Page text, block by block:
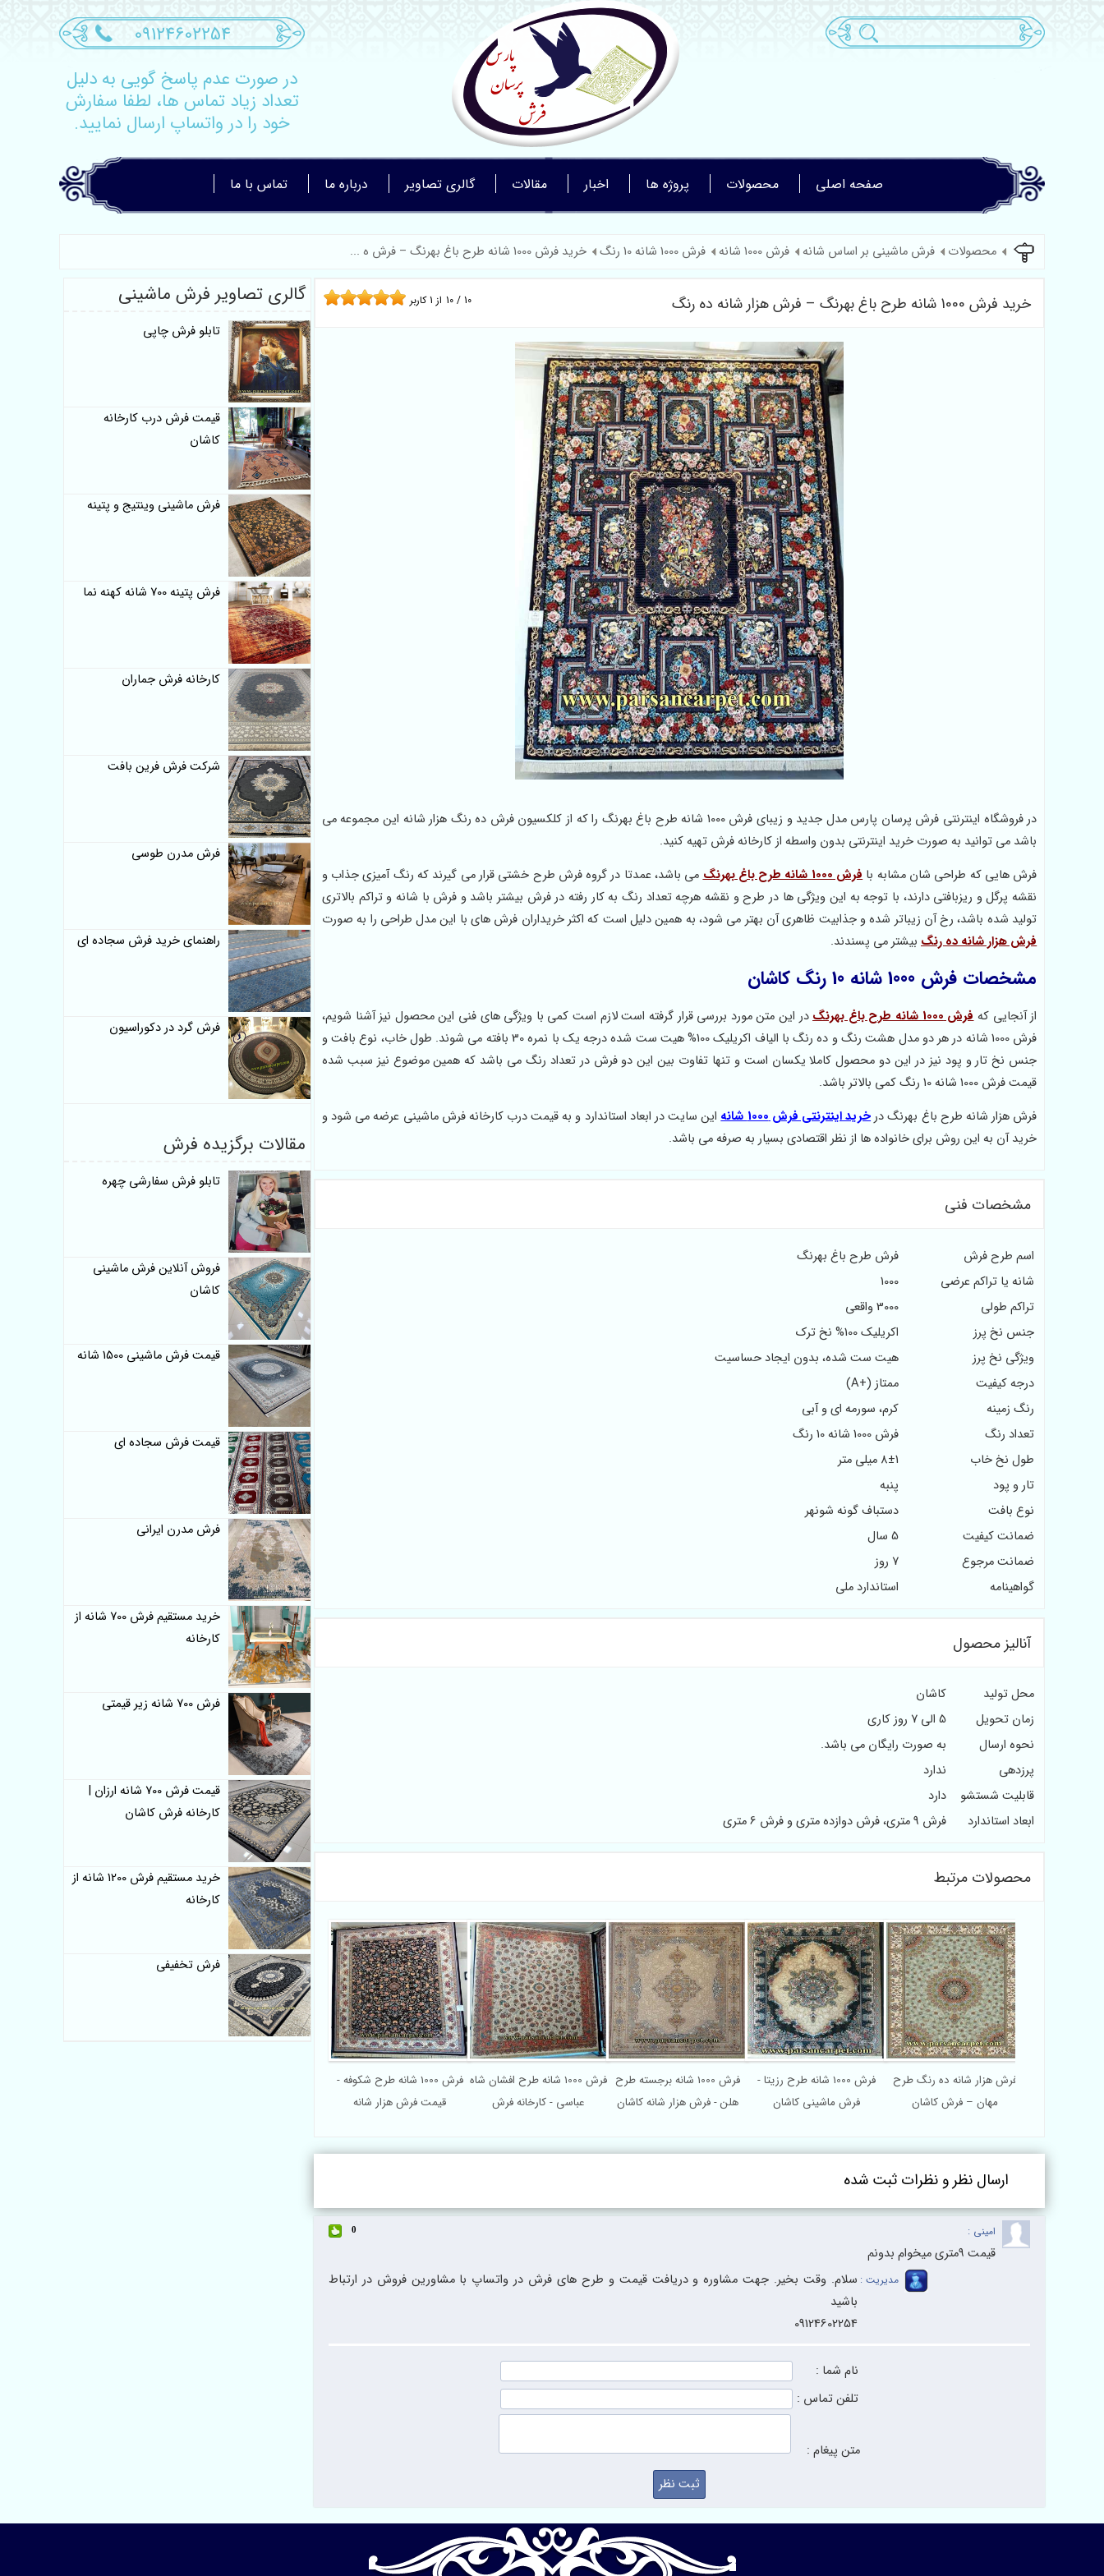
09124602254
در صورت عدم پاسخ گویی به دلیل
تعداد زیاد تماس ها، لطفا سفارش
خود را در واتساپ ارسال نمایید.
صفحه اصلی محصولات پروژه ها اخبار مقالات گالری تصاویر درباره ما تماس با ما
محصولات فرش ماشینی بر اساس شانه فرش 1000 شانه فرش 1000 شانه 10 رنگ خرید فرش 1000 شانه طرح باغ بهرنگ – فرش ه ...
خرید فرش 1000 شانه طرح باغ بهرنگ – فرش هزار شانه ده رنگ 10 / 10 از 1کاربر
در فروشگاه اینترنتی فرش پرسان پارس مدل جدید و زیبای فرش 1000 شانه طرح باغ بهرنگ را که از کلکسیون فرش ده رنگ هزار شانه این مجموعه می
باشد می توانید به صورت خرید اینترنتی بدون واسطه از کارخانه فرش تهیه کنید.
فرش هایی که طراحی شان مشابه بافرش 1000 شانه طرح باغ بهرنگ
می باشد، عمدتا در گروه فرش طرح خشتی قرار می گیرند که رنگ آمیزی جذاب و
نقشه پرگل و ریزبافتی دارند، با توجه به این ویژگی ها در طرح و نقشه هرچه تعداد رنگ به کار رفته در فرش بیشتر باشد و فرش با شانه و تراکم بالاتری
تولید شده باشد، رخ آن زیباتر شده و جذابیت ظاهری آن بهتر می شود، به همین دلیل است که اکثر خریداران فرش های با این مدل طراحی را به صورت
فرش هزار شانه ده رنگبیشتر می پسندند.
مشخصات فرش 1000 شانه 10 رنگ کاشان
از آنجایی کهفرش 1000 شانه طرح باغ بهرنگ
در این متن مورد بررسی قرار گرفته است لازم است کمی با ویژگی های فنی این محصول نیز آشنا شویم،
فرش 1000 شانه در هر دو مدل هشت رنگ و ده رنگ با الیاف اکریلیک 100% هیت ست شده درجه یک با نمره 30 بافته می شوند. طول خاب، نوع بافت و
جنس نخ تار و پود نیز در این دو محصول کاملا یکسان است و تنها تفاوت بین این دو فرش در تعداد رنگ می باشد که همین موضوع نیز سبب شده
قیمت فرش 1000 شانه 10 رنگ کمی بالاتر باشد.
فرش هزار شانه طرح باغ بهرنگ درخرید اینترنتی فرش 1000 شانه
این سایت در ابعاد استاندارد و به قیمت درب کارخانه فرش ماشینی عرضه می شود و
خرید آن به این روش برای خانواده ها از نظر اقتصادی بسیار به صرفه می باشد.
مشخصات فنی
اسم طرح فرش
فرش طرح باغ بهرنگ
شانه یا تراکم عرضی
1000
تراکم طولی
3000 واقعی
جنس نخ پرز
اکریلیک 100% نخ ترک
ویژگی نخ پرز
هیت ست شده، بدون ایجاد حساسیت
درجه کیفیت
ممتاز (+A)
رنگ زمینه
کرم، سورمه ای و آبی
تعداد رنگ
فرش 1000 شانه 10 رنگ
طول نخ خاب
8±1 میلی متر
تار و پود
پنبه
نوع بافت
دستباف گونه شونهر
ضمانت کیفیت
5 سال
ضمانت مرجوع
7 روز
گواهینامه
استاندارد ملی
آنالیز محصول
محل تولید
کاشان
زمان تحویل
5 الی 7 روز کاری
نحوه ارسال
به صورت رایگان می باشد.
پرزدهی
ندارد
قابلیت شستشو
دارد
ابعاد استاندارد
فرش 9 متری، فرش دوازده متری و فرش 6 متری
محصولات مرتبط
فرش 1000 شانه طرح شکوفه -
قیمت فرش هزار شانه
فرش 1000 شانه طرح افشان شاه
عباسی - کارخانه فرش
فرش 1000 شانه برجسته طرح
هلن - فرش هزار شانه کاشان
فرش 1000 شانه طرح رزیتا -
فرش ماشینی کاشان
فرش هزار شانه ده رنگ طرح
مهان – فرش کاشان
ارسال نظر و نظرات ثبت شده
امینی : 0
قیمت ۹متری میخوام بدونم
مدیریت : سلام. وقت بخیر. جهت مشاوره و دریافت قیمت و طرح های فرش در واتساپ با مشاورین فروش در ارتباط
باشید
09124602254
نام شما :
تلفن تماس :
متن پیغام :
گالری تصاویر فرش ماشینی
تابلو فرش چاپی
قیمت فرش درب کارخانه
کاشان
فرش ماشینی وینتیج و پتینه
فرش پتینه 700 شانه کهنه نما
کارخانه فرش جماران
شرکت فرش فرین بافت
فرش مدرن طوسی
راهنمای خرید فرش سجاده ای
فرش گرد در دکوراسیون
مقالات برگزیده فرش
تابلو فرش سفارشی چهره
فروش آنلاین فرش ماشینی
کاشان
قیمت فرش ماشینی 1500 شانه
قیمت فرش سجاده ای
فرش مدرن ایرانی
خرید مستقیم فرش 700 شانه از
کارخانه
فرش 700 شانه زیر قیمتی
قیمت فرش 700 شانه ارزان |
کارخانه فرش کاشان
خرید مستقیم فرش 1200 شانه از
کارخانه
فرش تخفیفی